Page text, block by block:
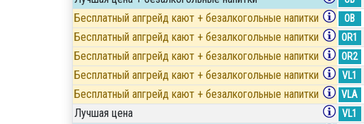
Бесплатный апгрейд кают + безалкогольные напитки OB
Бесплатный апгрейд кают + безалкогольные напитки OR1
Бесплатный апгрейд кают + безалкогольные напитки OR2
Бесплатный апгрейд кают + безалкогольные напитки VL1
Бесплатный апгрейд кают + безалкогольные напитки VLA
Лучшая цена VL1